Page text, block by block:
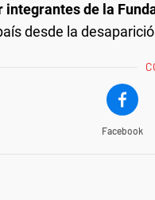
integrantes de la
desde la
Facebook